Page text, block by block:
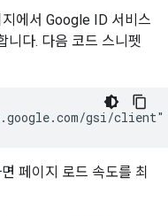
에서 Google ID 서비스
니다. 다음 코드 스니펫
페이지 로드 속도를 최